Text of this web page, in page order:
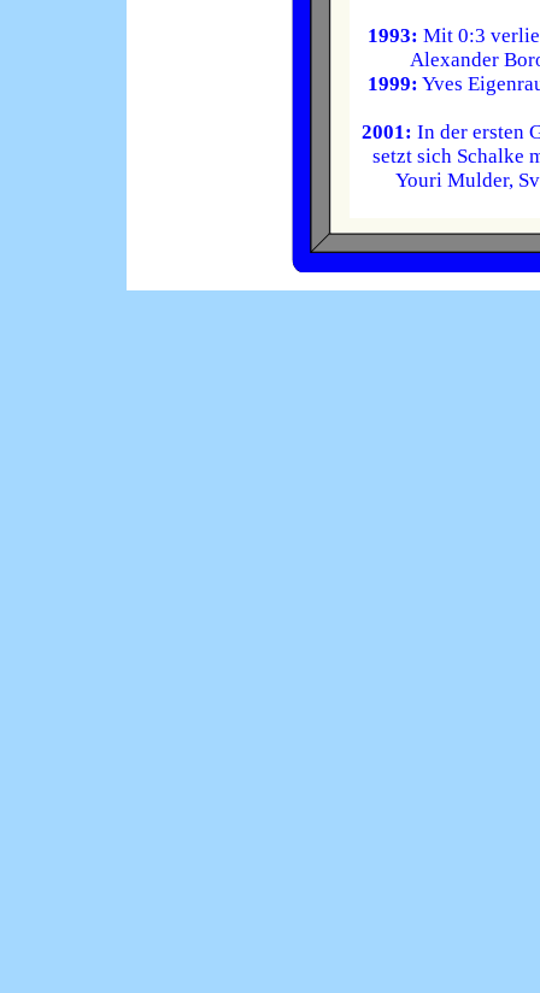
1993: Mit 0:3
Alexander
1999: Yves
2001: In der ersten
setzt sich Schalke
Youri Mulder,